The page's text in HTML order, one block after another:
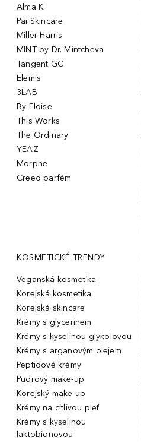
Alma K
Pai Skincare
Miller Harris
MINT by Dr. Mintcheva
Tangent GC
Elemis
3LAB
By Eloise
This Works
The Ordinary
YEAZ
Morphe
Creed parfém
KOSMETICKÉ TRENDY
Veganská kosmetika
Korejská kosmetika
Korejská skincare
Krémy s glycerinem
Krémy s kyselinou glykolovou
Krémy s arganovým olejem
Peptidové krémy
Pudrový make-up
Korejský make up
Krémy na citlivou pleť
Krémy s kyselinou
laktobionovou